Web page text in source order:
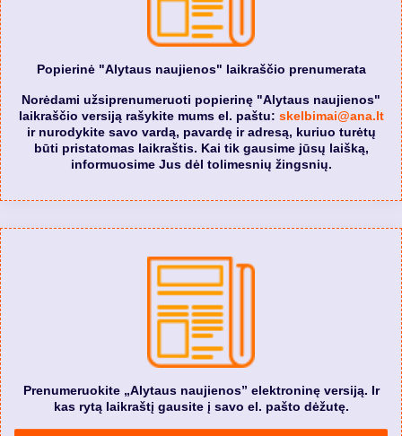
Popierinė "Alytaus naujienos" laikraščio prenumerata
Norėdami užsiprenumeruoti popierinę "Alytaus naujienos"
laikraščio versiją rašykite mums el. paštu: skelbimai@ana.lt
ir nurodykite savo vardą, pavardę ir adresą, kuriuo turėtų
būti pristatomas laikraštis. Kai tik gausime jūsų laišką,
informuosime Jus dėl tolimesnių žingsnių.
Prenumeruokite „Alytaus naujienos” elektroninę versiją. Ir
kas rytą laikraštį gausite į savo el. pašto dėžutę.